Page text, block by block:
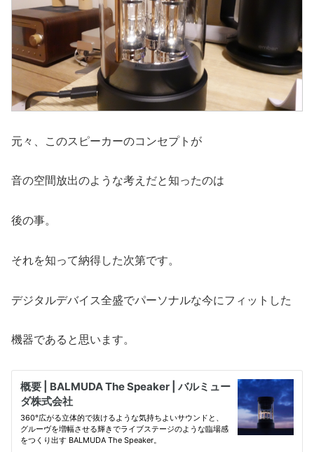
元々、このスピーカーのコンセプトが
音の空間放出のような考えだと知ったのは
後の事。
それを知って納得した次第です。
デジタルデバイス全盛でパーソナルな今にフィットした
機器であると思います。